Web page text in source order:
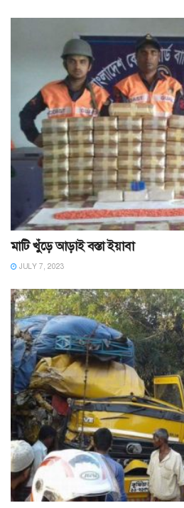
মাটি খুঁড়ে আড়াই বস্তা ইয়াবা
JULY 7, 2023